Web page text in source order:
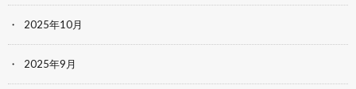
2025年10月
2025年9月